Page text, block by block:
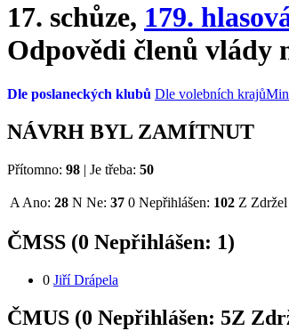
17. schůze, 179.
Odpovědi členů vlády
Dle poslaneckých klubů Dle volebních krajů
NÁVRH BYL ZAMÍTNUT
Přítomno: 98 | Je třeba: 50
A Ano: 28 N Ne: 37 0 Nepřihlášen: 102 Z Zdržel
ČMSS (0 Nepřihlášen: 1)
0 Jiří Drápela
ČMUS (0 Nepřihlášen: 5Z